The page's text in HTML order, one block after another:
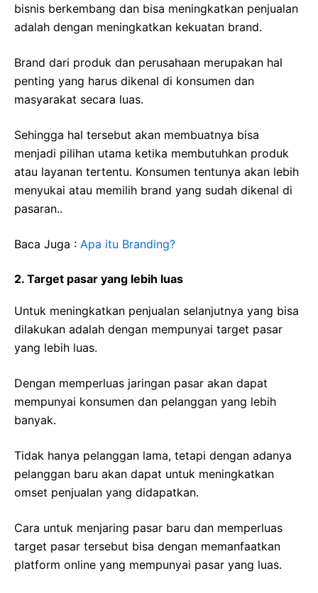
bisnis berkembang dan bisa meningkatkan penjualan
adalah dengan meningkatkan kekuatan brand.
Brand dari produk dan perusahaan merupakan hal
penting yang harus dikenal di konsumen dan
masyarakat secara luas.
Sehingga hal tersebut akan membuatnya bisa
menjadi pilihan utama ketika membutuhkan produk
atau layanan tertentu. Konsumen tentunya akan lebih
menyukai atau memilih brand yang sudah dikenal di
pasaran..
Baca Juga : Apa itu Branding?
2. Target pasar yang lebih luas
Untuk meningkatkan penjualan selanjutnya yang bisa
dilakukan adalah dengan mempunyai target pasar
yang lebih luas.
Dengan memperluas jaringan pasar akan dapat
mempunyai konsumen dan pelanggan yang lebih
banyak.
Tidak hanya pelanggan lama, tetapi dengan adanya
pelanggan baru akan dapat untuk meningkatkan
omset penjualan yang didapatkan.
Cara untuk menjaring pasar baru dan memperluas
target pasar tersebut bisa dengan memanfaatkan
platform online yang mempunyai pasar yang luas.